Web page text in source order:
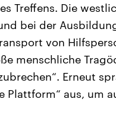
Treffens. Die
bei der
von
menschliche
Erneut
Plattform“ aus, um